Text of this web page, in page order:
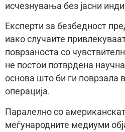
исчезнувања без јасни
Експерти за безбедност
иако случаите
поврзаноста со
не постои потврдена
основа што би ги поврзала
операција.
Паралелно со
меѓународните медиуми